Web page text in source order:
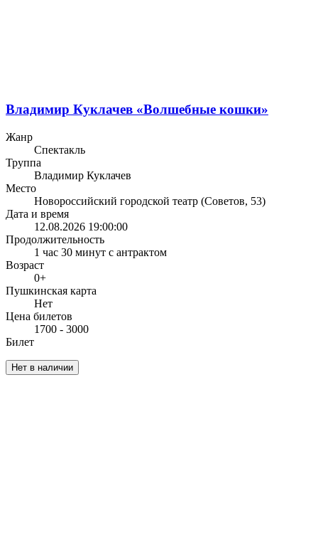
Владимир Куклачев «Волшебные кошки»
Жанр
Спектакль
Труппа
Владимир Куклачев
Место
Новороссийский городской театр (Советов, 53)
Дата и время
12.08.2026 19:00:00
Продолжительность
1 час 30 минут с антрактом
Возраст
0+
Пушкинская карта
Нет
Цена билетов
1700 - 3000
Билет
Нет в наличии